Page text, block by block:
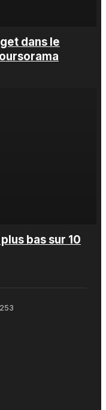
dans le
bas sur 10
253